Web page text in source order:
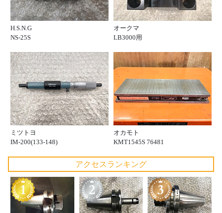
H.S.N.G
NS-25S
オークマ
LB3000用
ミツトヨ
IM-200(133-148)
オカモト
KMT1545S 76481
アクセスランキング